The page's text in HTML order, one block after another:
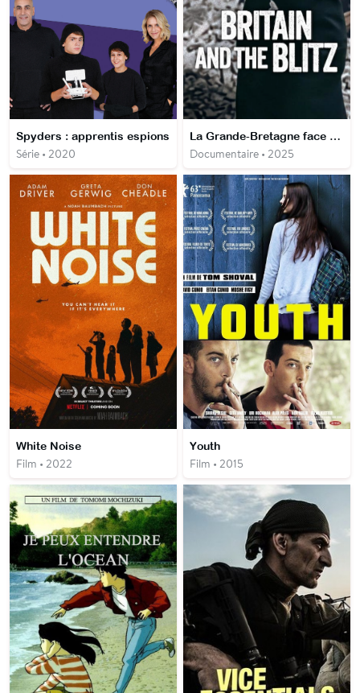
Spyders : apprentis espions
Série • 2020
La Grande-Bretagne face au Blitz
Documentaire • 2025
White Noise
Film • 2022
Youth
Film • 2015